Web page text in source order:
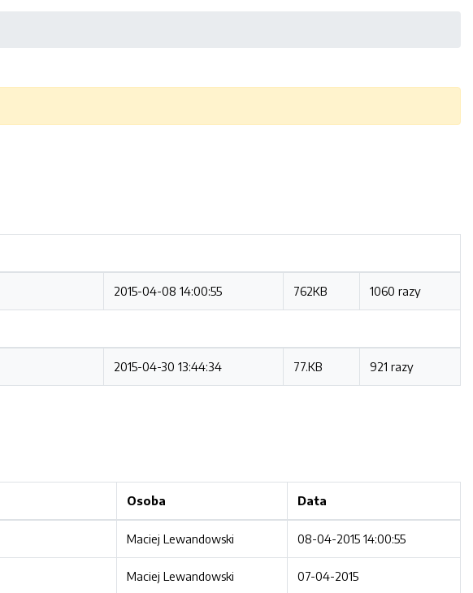
2015-04-08 14:00:55 762KB 1060 razy
2015-04-30 13:44:34 77.KB 921 razy
Osoba Data
Maciej Lewandowski 08-04-2015 14:00:55
Maciej Lewandowski 07-04-2015